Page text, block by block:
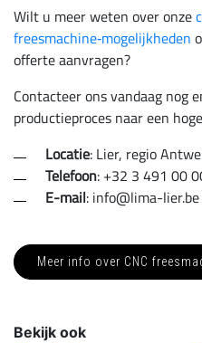
Wilt u meer weten over onze
freesmachine‑mogelijkheden
offerte aanvragen?
Contacteer ons vandaag nog
productieproces naar een
Locatie: Lier, regio
Telefoon: +32 3 491 00
E-mail: info@lima-lier.be
Meer info over CNC
Bekijk ook